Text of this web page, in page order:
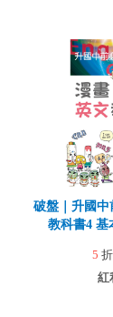
破盤｜升國
教科書4 基
5 折
紅